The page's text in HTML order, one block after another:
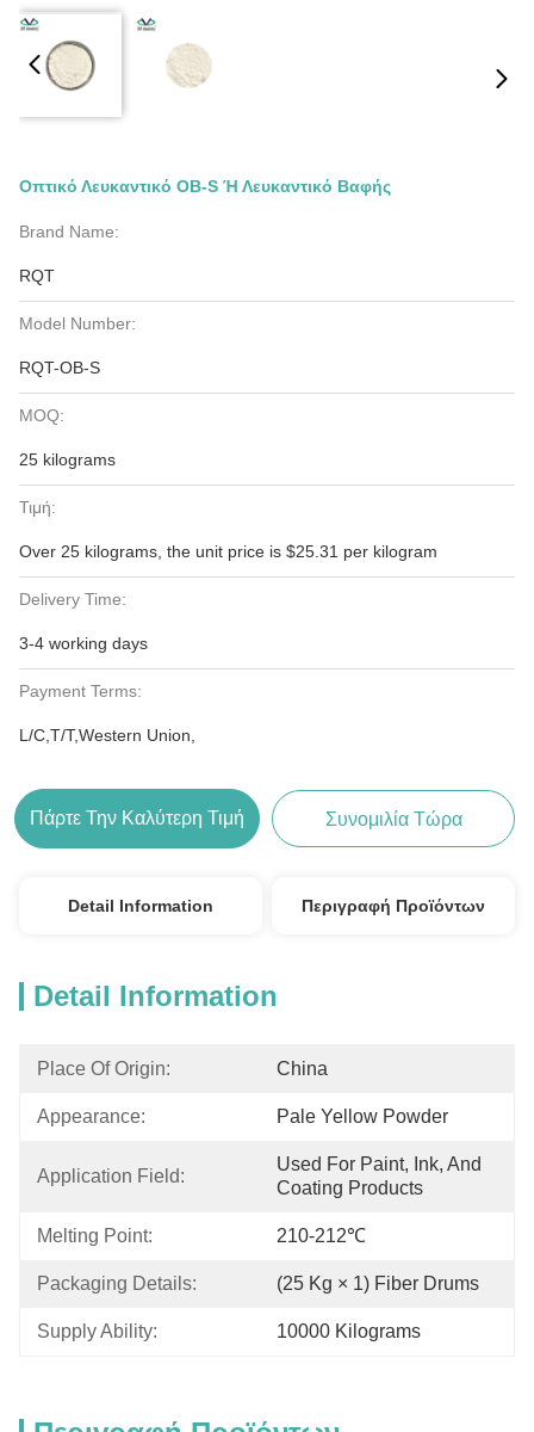
Οπτικό Λευκαντικό OB-S Ή Λευκαντικό Βαφής
Brand Name:
RQT
Model Number:
RQT-OB-S
MOQ:
25 kilograms
Τιμή:
Over 25 kilograms, the unit price is $25.31 per kilogram
Delivery Time:
3-4 working days
Payment Terms:
L/C,T/T,Western Union,
Πάρτε Την Καλύτερη Τιμή Συνομιλία Τώρα
Detail Information Περιγραφή Προϊόντων
Detail Information
Place Of Origin: China
Appearance: Pale Yellow Powder
Application Field:
Used For Paint, Ink, And
Coating Products
Melting Point: 210-212℃
Packaging Details: (25 Kg × 1) Fiber Drums
Supply Ability: 10000 Kilograms